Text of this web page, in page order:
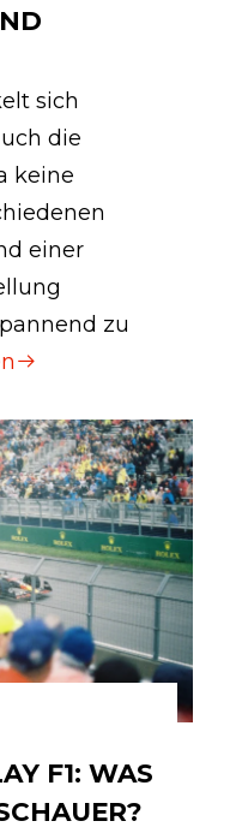
sich
die
keine
einer
zu
F1: WAS